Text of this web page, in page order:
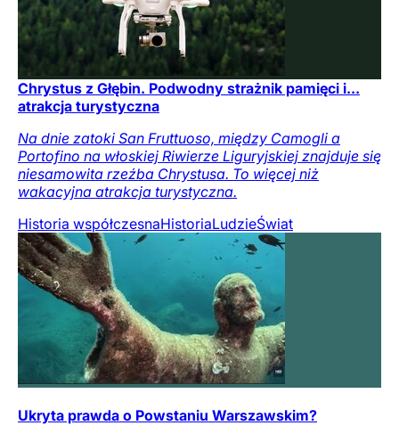
Chrystus z Głębin. Podwodny strażnik pamięci i...
atrakcja turystyczna
Na dnie zatoki San Fruttuoso, między Camogli a
Portofino na włoskiej Riwierze Liguryjskiej znajduje się
niesamowita rzeźba Chrystusa. To więcej niż
wakacyjna atrakcja turystyczna.
Historia współczesnaHistoriaLudzieŚwiat
Ukryta prawda o Powstaniu Warszawskim?